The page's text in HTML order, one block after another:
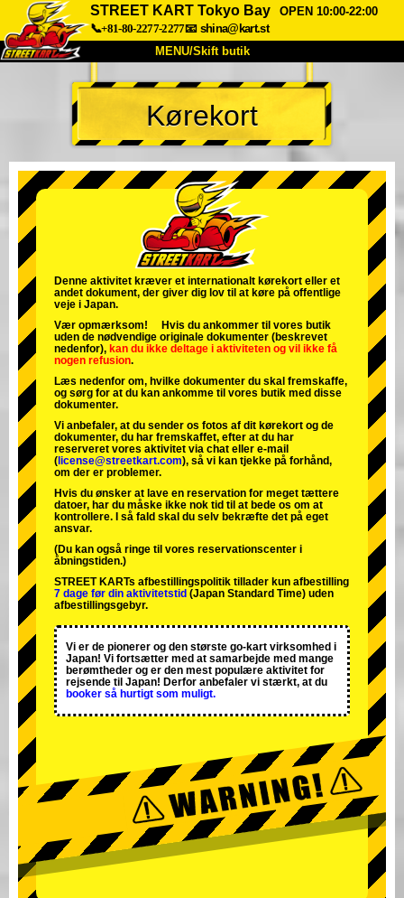
STREET KART Tokyo Bay
OPEN 10:00-22:00
📞+81-80-2277-2277📧 shina@kart.st
MENU/Skift butik
TOP
Om Specifikationer Pris
Virksomhed Booking
Skift butik
Tokyo Shinagawa
Tokyo Akihabara#2
Tokyo Shibuya Annex Tokyo Bay
Tokyo Asakusa Osaka
Okinawa
Kørekort
Denne aktivitet kræver et internationalt kørekort eller et
andet dokument, der giver dig lov til at køre på offentlige
veje i Japan.
Vær opmærksom! Hvis du ankommer til vores butik
uden de nødvendige originale dokumenter (beskrevet
nedenfor), kan du ikke deltage i aktiviteten og vil ikke få
nogen refusion.
Læs nedenfor om, hvilke dokumenter du skal fremskaffe,
og sørg for at du kan ankomme til vores butik med disse
dokumenter.
Vi anbefaler, at du sender os fotos af dit kørekort og de
dokumenter, du har fremskaffet, efter at du har
reserveret vores aktivitet via chat eller e-mail
( license@streetkart.com), så vi kan tjekke på forhånd,
om der er problemer.
Hvis du ønsker at lave en reservation for meget tættere
datoer, har du måske ikke nok tid til at bede os om at
kontrollere. I så fald skal du selv bekræfte det på eget
ansvar.
(Du kan også ringe til vores reservationscenter i
åbningstiden.)
STREET KARTs afbestillingspolitik tillader kun afbestilling
7 dage før din aktivitetstid (Japan Standard Time) uden
afbestillingsgebyr.
Vi er de pionerer og den største go-kart virksomhed i
Japan! Vi fortsætter med at samarbejde med mange
berømtheder og er den mest populære aktivitet for
rejsende til Japan! Derfor anbefaler vi stærkt, at du
booker så hurtigt som muligt.